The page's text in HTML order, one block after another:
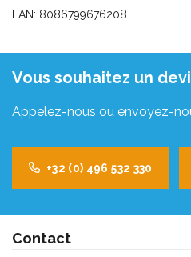
EAN: 8086799676208
Vous souhaitez un
Appelez-nous ou envoyez-
+32 (0) 496 532 330
Contact